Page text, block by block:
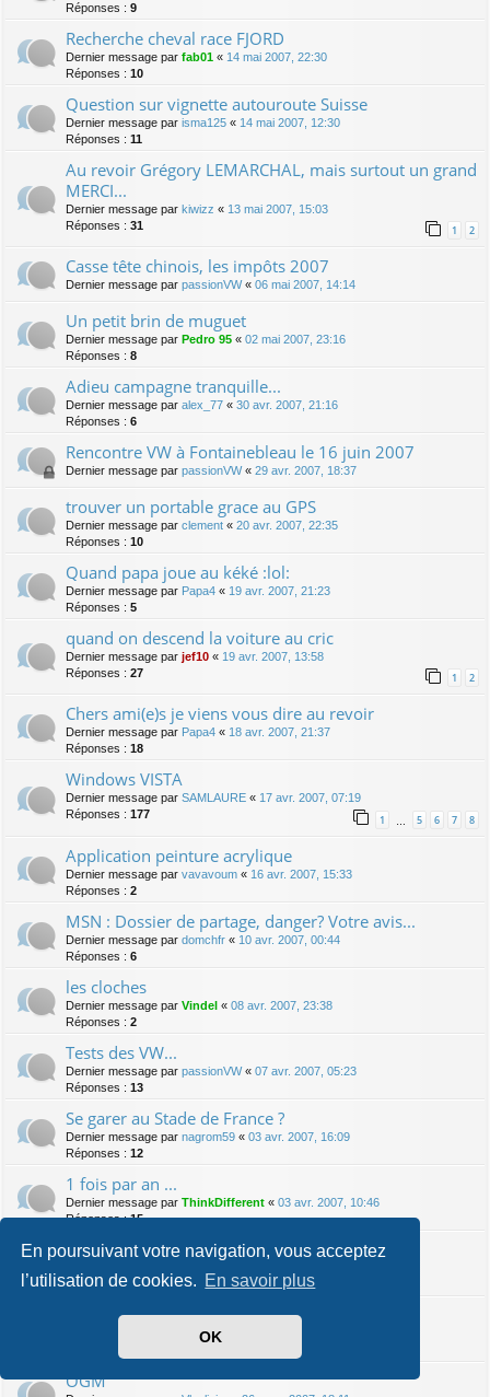
En poursuivant votre navigation, vous acceptez
l’utilisation de cookies. En savoir plus
OK
Réponses : 9
Recherche cheval race FJORD
Dernier message par fab01 « 14 mai 2007, 22:30
Réponses : 10
Question sur vignette autouroute Suisse
Dernier message par isma125 « 14 mai 2007, 12:30
Réponses : 11
Au revoir Grégory LEMARCHAL, mais surtout un grand
MERCI...
Dernier message par kiwizz « 13 mai 2007, 15:03
Réponses : 31 1 2
Casse tête chinois, les impôts 2007
Dernier message par passionVW« 06 mai 2007, 14:14
Un petit brin de muguet
Dernier message par Pedro 95 « 02 mai 2007, 23:16
Réponses : 8
Adieu campagne tranquille...
Dernier message par alex_77 « 30 avr. 2007, 21:16
Réponses : 6
Rencontre VW à Fontainebleau le 16 juin 2007
Dernier message par passionVW« 29 avr. 2007, 18:37
trouver un portable grace au GPS
Dernier message par clement « 20 avr. 2007, 22:35
Réponses : 10
Quand papa joue au kéké :lol:
Dernier message par Papa4 « 19 avr. 2007, 21:23
Réponses : 5
quand on descend la voiture au cric
Dernier message par jef10 « 19 avr. 2007, 13:58
Réponses : 27 1 2
Chers ami(e)s je viens vous dire au revoir
Dernier message par Papa4 « 18 avr. 2007, 21:37
Réponses : 18
Windows VISTA
Dernier message par SAMLAURE « 17 avr. 2007, 07:19
Réponses : 177 1 5 6 7 8
Application peinture acrylique
Dernier message par vavavoum « 16 avr. 2007, 15:33
Réponses : 2
MSN : Dossier de partage, danger? Votre avis...
Dernier message par domchfr « 10 avr. 2007, 00:44
Réponses : 6
les cloches
Dernier message par Vindel « 08 avr. 2007, 23:38
Réponses : 2
Tests des VW...
Dernier message par passionVW« 07 avr. 2007, 05:23
Réponses : 13
Se garer au Stade de France ?
Dernier message par nagrom59 « 03 avr. 2007, 16:09
Réponses : 12
1 fois par an ...
Dernier message par ThinkDifferent « 03 avr. 2007, 10:46
Réponses :15
moteur de tondeuse a gazon !! HELP
Réponses : 19
TP bloqué
Vindel«
OGM